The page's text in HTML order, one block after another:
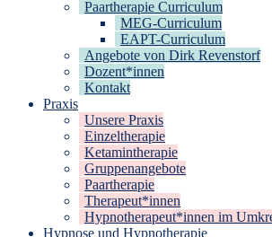
Paartherapie Curriculum
MEG-Curriculum
EAPT-Curriculum
Angebote von Dirk Revenstorf
Dozent*innen
Kontakt
Praxis
Unsere Praxis
Einzeltherapie
Ketamintherapie
Gruppenangebote
Paartherapie
Therapeut*innen
Hypnotherapeut*innen im
Hypnose und Hypnotherapie